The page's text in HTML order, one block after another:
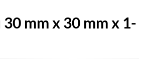
mm x 30 mm x 1-